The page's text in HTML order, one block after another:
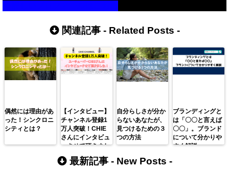
関連記事 - Related Posts -
偶然には理由があ
った！シンクロニ
シティとは？
【インタビュー】
チャンネル登録1
万人突破！CHIE
さんにインタビュ
ーさせて頂きまし
た。
自分らしさが分か
らないあなたが、
見つけるための３
つの方法
ブランディングと
は「〇〇と言えば
〇〇」。ブランド
について分かりや
すく解説。
最新記事 - New Posts -